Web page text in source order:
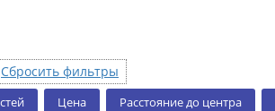
Сбросить фильтры
Цена Расстояние до центра